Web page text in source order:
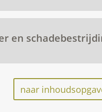
en
naar